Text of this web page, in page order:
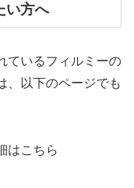
い方へ
ているフィルミーの
、以下のページでも
はこちら